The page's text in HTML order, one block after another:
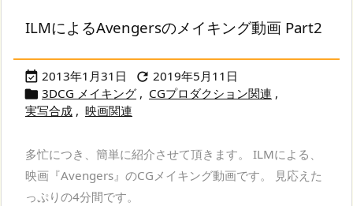
ILMによるAvengersのメイキング動画 Part2
 2013年1月31日  2019年5月11日
 3DCG メイキング , CGプロダクション関連 ,
実写合成 , 映画関連
多忙につき、簡単に紹介させて頂きます。 ILMによる、
映画『Avengers』のCGメイキング動画です。 見応えた
っぷりの4分間です。